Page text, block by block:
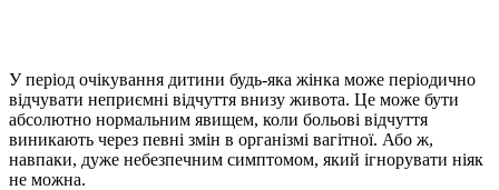
У період очікування дитини будь-яка жінка може періодично
відчувати неприємні відчуття внизу живота. Це може бути
абсолютно нормальним явищем, коли больові відчуття
виникають через певні змін в організмі вагітної. Або ж,
навпаки, дуже небезпечним симптомом, який ігнорувати ніяк
не можна.